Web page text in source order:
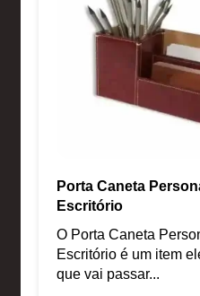
Porta Caneta
Escritório
O Porta Caneta
Escritório é um item
que vai passar...
online
+55